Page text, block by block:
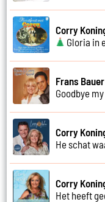
Corry
Gloria in
Frans
Goodbye
Corry
He schat
Corry
Het heeft